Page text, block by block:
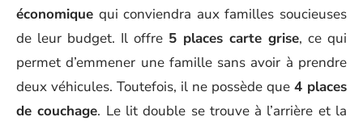
économique qui conviendra aux familles soucieuses
de leur budget. Il offre 5 places carte grise, ce qui
permet d’emmener une famille sans avoir à prendre
deux véhicules. Toutefois, il ne possède que 4 places
de couchage. Le lit double se trouve à l’arrière et la